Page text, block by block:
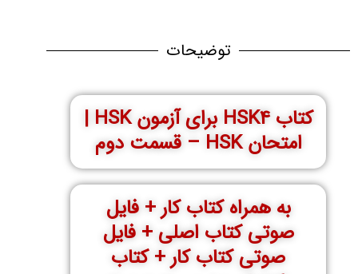
توضیحات
کتاب HSK4 برای آزمون HSK |
امتحان HSK – قسمت دوم
به همراه کتاب کار + فایل
صوتی کتاب اصلی + فایل
صوتی کتاب کار + کتاب